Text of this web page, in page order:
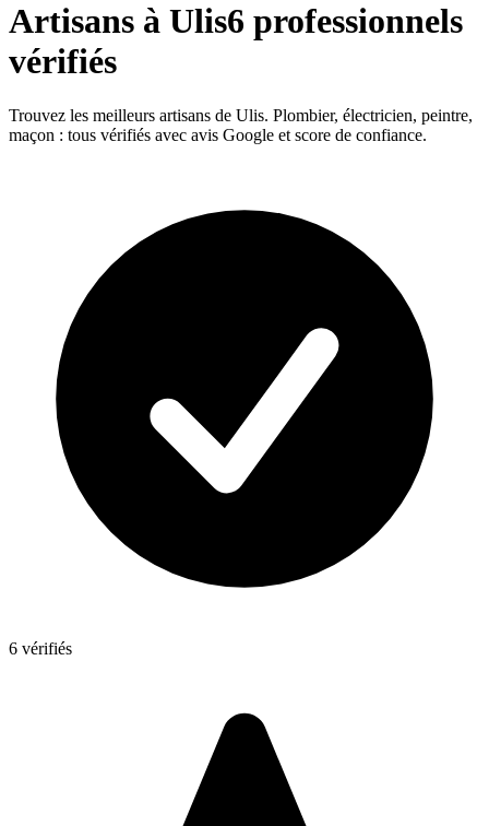
Artisans à Ulis6 professionnels
vérifiés
Trouvez les meilleurs artisans de Ulis. Plombier, électricien, peintre,
maçon : tous vérifiés avec avis Google et score de confiance.
6 vérifiés